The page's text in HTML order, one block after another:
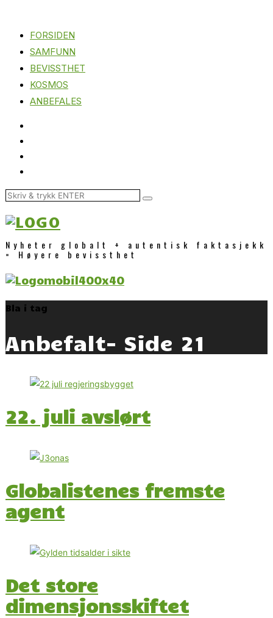
FORSIDEN
SAMFUNN
BEVISSTHET
KOSMOS
ANBEFALES
Nyheter globalt + autentisk faktasjekk
= Høyere bevissthet
Bla i tag
Anbefalt- Side 21
22. juli avslørt
Globalistenes fremste
agent
Det store
dimensjonsskiftet